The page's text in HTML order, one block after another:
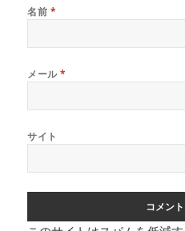
名前 *
メール*
サイト